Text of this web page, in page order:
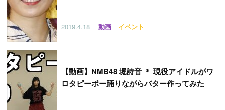
2019.4.18 動画 イベント
【動画】NMB48 堀詩音 ＊ 現役アイドルがワ
ロタピーポー踊りながらバター作ってみた